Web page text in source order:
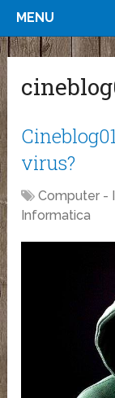
MENU
virus?
Computer -
Informatica